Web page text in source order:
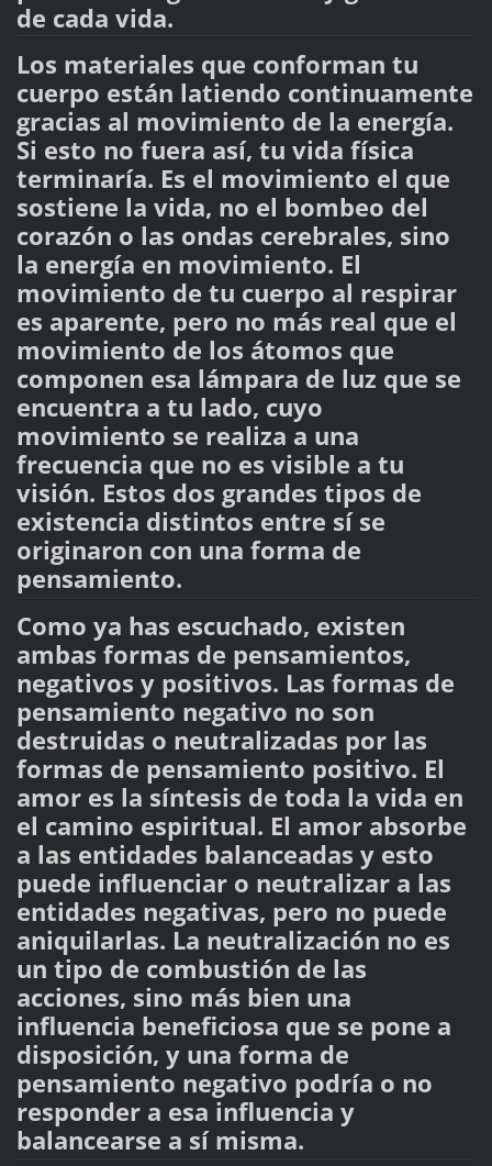
de cada vida.
Los materiales que conforman tu
cuerpo están latiendo continuamente
gracias al movimiento de la energía.
Si esto no fuera así, tu vida física
terminaría. Es el movimiento el que
sostiene la vida, no el bombeo del
corazón o las ondas cerebrales, sino
la energía en movimiento. El
movimiento de tu cuerpo al respirar
es aparente, pero no más real que el
movimiento de los átomos que
componen esa lámpara de luz que se
encuentra a tu lado, cuyo
movimiento se realiza a una
frecuencia que no es visible a tu
visión. Estos dos grandes tipos de
existencia distintos entre sí se
originaron con una forma de
pensamiento.
Como ya has escuchado, existen
ambas formas de pensamientos,
negativos y positivos. Las formas de
pensamiento negativo no son
destruidas o neutralizadas por las
formas de pensamiento positivo. El
amor es la síntesis de toda la vida en
el camino espiritual. El amor absorbe
a las entidades balanceadas y esto
puede influenciar o neutralizar a las
entidades negativas, pero no puede
aniquilarlas. La neutralización no es
un tipo de combustión de las
acciones, sino más bien una
influencia beneficiosa que se pone a
disposición, y una forma de
pensamiento negativo podría o no
responder a esa influencia y
balancearse a sí misma.